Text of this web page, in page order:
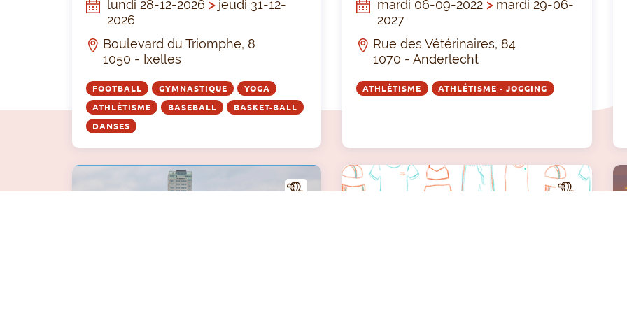
lundi 28-12-2026 >jeudi 31-12-
2026
Boulevard du Triomphe, 8
1050 - Ixelles
FOOTBALL GYMNASTIQUE YOGA
ATHLÉTISME BASEBALL BASKET-BALL
DANSES
mardi 06-09-2022 >mardi 29-06-
2027
Rue des Vétérinaires, 84
1070 - Anderlecht
ATHLÉTISME ATHLÉTISME - JOGGING
A